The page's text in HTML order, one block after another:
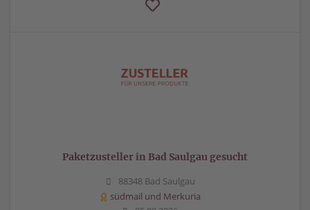
Paketzusteller in Bad Saulgau gesucht
88348 Bad Saulgau
südmail und Merkuria